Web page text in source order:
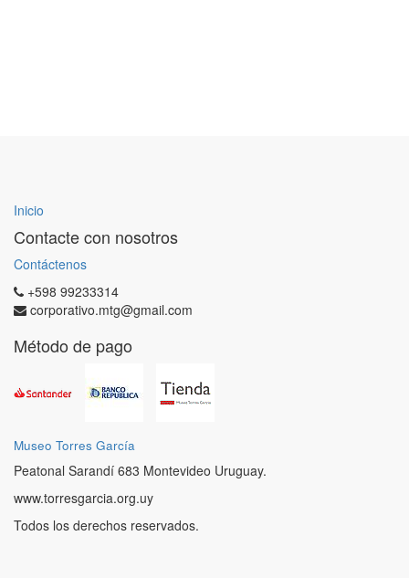
Inicio
Contacte con nosotros
Contáctenos
+598 99233314
corporativo.mtg@gmail.com
Método de pago
Museo Torres García
Peatonal Sarandí 683 Montevideo Uruguay.
www.torresgarcia.org.uy
Todos los derechos reservados.